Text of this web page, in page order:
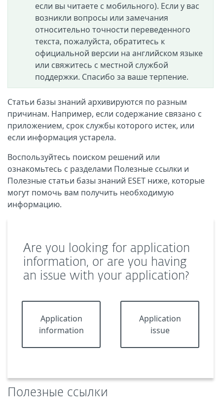
если вы читаете с мобильного). Если у вас
возникли вопросы или замечания
относительно точности переведенного
текста, пожалуйста, обратитесь к
официальной версии на английском языке
или свяжитесь с местной службой
поддержки. Спасибо за ваше терпение.
Статьи базы знаний архивируются по разным
причинам. Например, если содержание связано с
приложением, срок службы которого истек, или
если информация устарела.
Воспользуйтесь поиском решений или
ознакомьтесь с разделами Полезные ссылки и
Полезные статьи базы знаний ESET ниже, которые
могут помочь вам получить необходимую
информацию.
Are you looking for application
information, or are you having
an issue with your application?
Application
information
Application
issue
Полезные ссылки